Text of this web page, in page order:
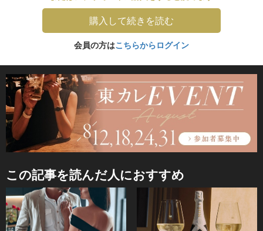
購入して続きを読む
会員の方はこちらからログイン
この記事を読んだ人におすすめ